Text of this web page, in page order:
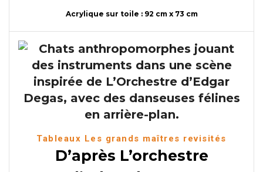
Acrylique sur toile : 92 cm x 73 cm
Tableaux Les grands maîtres revisités
D’après L’orchestre